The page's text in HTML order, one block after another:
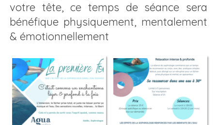
votre tête, ce temps de séance sera
bénéfique physiquement, mentalement
& émotionnellement